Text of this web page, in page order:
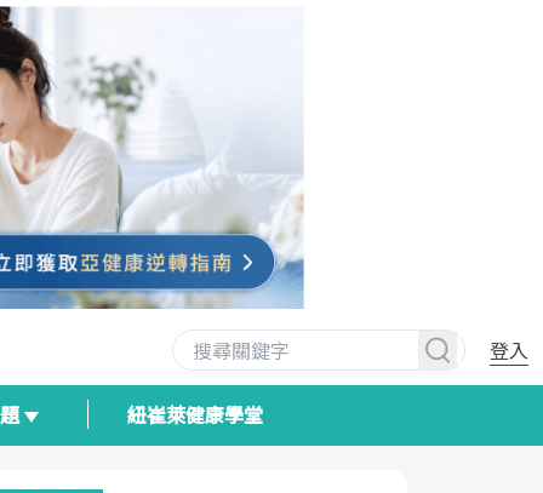
登入
紐崔萊健康學堂